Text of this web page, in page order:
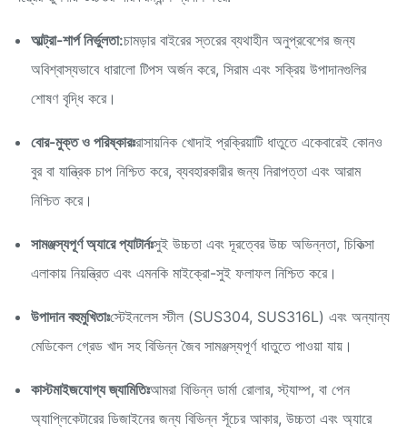
আল্ট্রা-শার্প নির্ভুলতা:চামড়ার বাইরের স্তরের ব্যথাহীন অনুপ্রবেশের জন্য
অবিশ্বাস্যভাবে ধারালো টিপস অর্জন করে, সিরাম এবং সক্রিয় উপাদানগুলির
শোষণ বৃদ্ধি করে।
বোর-মুক্ত ও পরিষ্কারঃরাসায়নিক খোদাই প্রক্রিয়াটি ধাতুতে একেবারেই কোনও
বুর বা যান্ত্রিক চাপ নিশ্চিত করে, ব্যবহারকারীর জন্য নিরাপত্তা এবং আরাম
নিশ্চিত করে।
সামঞ্জস্যপূর্ণ অ্যারে প্যাটার্নঃসুই উচ্চতা এবং দূরত্বের উচ্চ অভিন্নতা, চিকিত্সা
এলাকায় নিয়ন্ত্রিত এবং এমনকি মাইক্রো-সুই ফলাফল নিশ্চিত করে।
উপাদান বহুমুখিতাঃস্টেইনলেস স্টীল (SUS304, SUS316L) এবং অন্যান্য
মেডিকেল গ্রেড খাদ সহ বিভিন্ন জৈব সামঞ্জস্যপূর্ণ ধাতুতে পাওয়া যায়।
কাস্টমাইজযোগ্য জ্যামিতিঃআমরা বিভিন্ন ডার্মা রোলার, স্ট্যাম্প, বা পেন
অ্যাপ্লিকেটারের ডিজাইনের জন্য বিভিন্ন সূঁচের আকার, উচ্চতা এবং অ্যারে